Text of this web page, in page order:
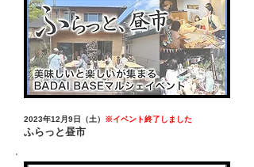
2023年12月9日（土） ※イベント終了しました
ふらっと昼市